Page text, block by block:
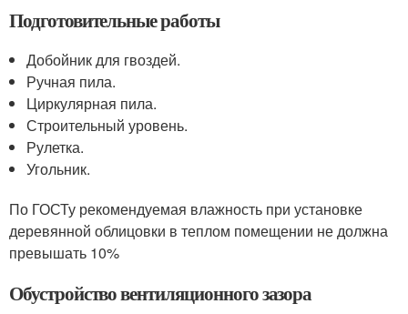
Подготовительные работы
Добойник для гвоздей.
Ручная пила.
Циркулярная пила.
Строительный уровень.
Рулетка.
Угольник.
По ГОСТу рекомендуемая влажность при установке
деревянной облицовки в теплом помещении не должна
превышать 10%
Обустройство вентиляционного зазора